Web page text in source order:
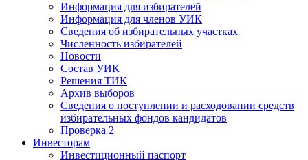
Информация для избирателей
Информация для членов УИК
Сведения об избирательных участках
Численность избирателей
Новости
Состав УИК
Решения ТИК
Архив выборов
Сведения о поступлении и расходовании средств
избирательных фондов кандидатов
Проверка 2
Инвесторам
Инвестиционный паспорт